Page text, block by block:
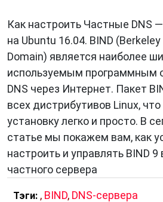
Как настроить Частные DNS
на Ubuntu 16.04. BIND
Domain) является наиболее
используемым программным
DNS через Интернет. Пакет
всех дистрибутивов Linux,
установку легко и просто. В
статье мы покажем вам, как
настроить и управлять BIND 9
частного сервера
Тэги: , BIND, DNS-сервера